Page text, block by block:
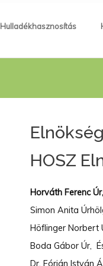
Hulladékhasznosítás
Elnökség
HOSZ
Horváth Ferenc Úr,
Simon Anita
Höflinger Norbert
Boda Gábor Úr,
Dr. Fórián István